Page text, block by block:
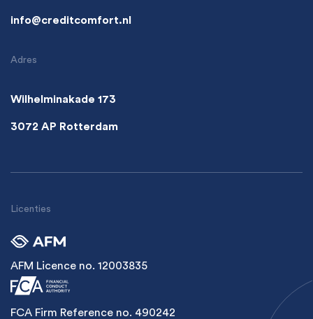
info@creditcomfort.nl
Adres
Wilhelminakade 173
3072 AP Rotterdam
Licenties
AFM Licence no. 12003835
FCA Firm Reference no. 490242